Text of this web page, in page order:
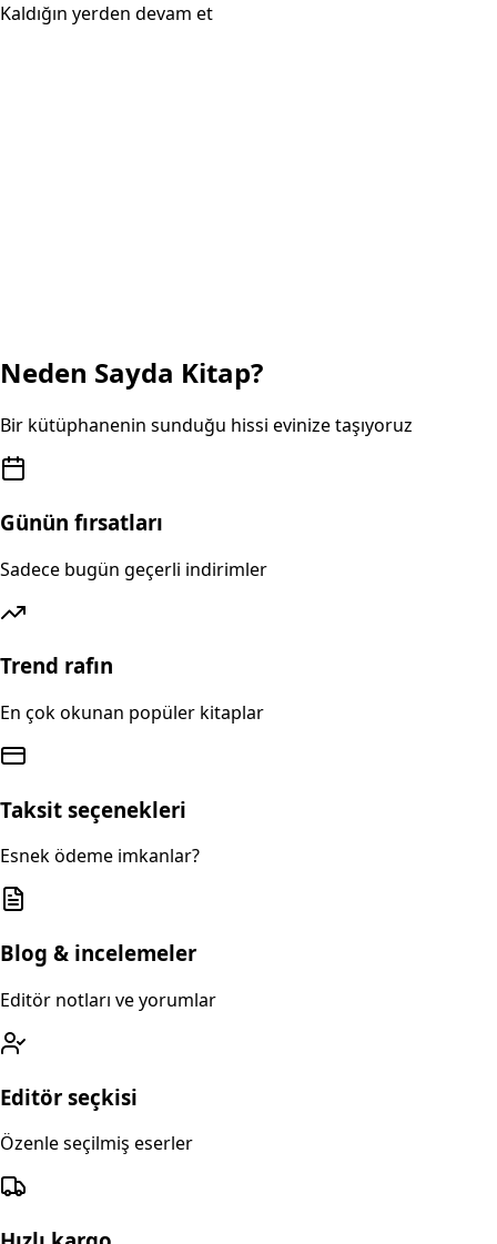
Kaldığın yerden devam et
Neden Sayda Kitap?
Bir kütüphanenin sunduğu hissi evinize taşıyoruz
Günün fırsatları
Sadece bugün geçerli indirimler
Trend rafın
En çok okunan popüler kitaplar
Taksit seçenekleri
Esnek ödeme imkanlar?
Blog & incelemeler
Editör notları ve yorumlar
Editör seçkisi
Özenle seçilmiş eserler